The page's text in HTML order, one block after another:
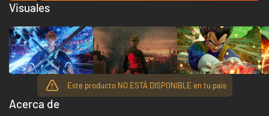
Este producto NO ESTÁ DISPONIBLE en tu país
Acerca de
Visuales